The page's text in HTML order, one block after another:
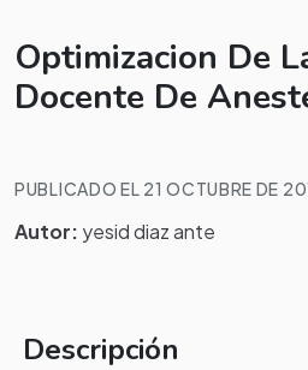
Optimizacion De
Docente De
PUBLICADO EL 21 OCTUBRE DE
Autor: yesid diaz ante
Descripción